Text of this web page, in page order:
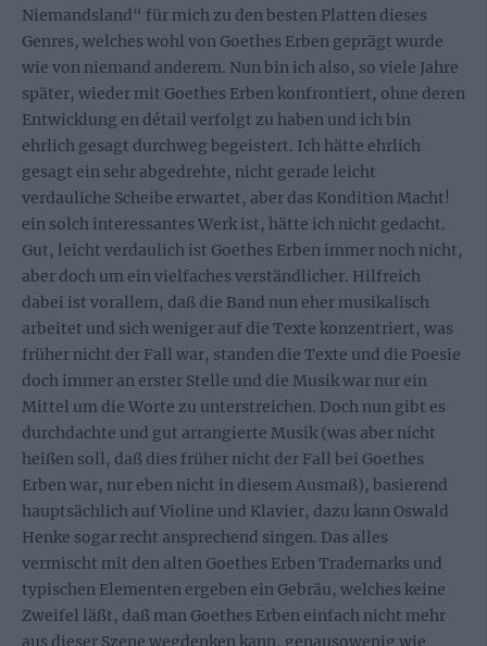
Niemandsland“ für mich zu den besten Platten dieses
Genres, welches wohl von Goethes Erben geprägt wurde
wie von niemand anderem. Nun bin ich also, so viele Jahre
später, wieder mit Goethes Erben konfrontiert, ohne deren
Entwicklung en détail verfolgt zu haben und ich bin
ehrlich gesagt durchweg begeistert. Ich hätte ehrlich
gesagt ein sehr abgedrehte, nicht gerade leicht
verdauliche Scheibe erwartet, aber das Kondition Macht!
ein solch interessantes Werk ist, hätte ich nicht gedacht.
Gut, leicht verdaulich ist Goethes Erben immer noch nicht,
aber doch um ein vielfaches verständlicher. Hilfreich
dabei ist vorallem, daß die Band nun eher musikalisch
arbeitet und sich weniger auf die Texte konzentriert, was
früher nicht der Fall war, standen die Texte und die Poesie
doch immer an erster Stelle und die Musik war nur ein
Mittel um die Worte zu unterstreichen. Doch nun gibt es
durchdachte und gut arrangierte Musik (was aber nicht
heißen soll, daß dies früher nicht der Fall bei Goethes
Erben war, nur eben nicht in diesem Ausmaß), basierend
hauptsächlich auf Violine und Klavier, dazu kann Oswald
Henke sogar recht ansprechend singen. Das alles
vermischt mit den alten Goethes Erben Trademarks und
typischen Elementen ergeben ein Gebräu, welches keine
Zweifel läßt, daß man Goethes Erben einfach nicht mehr
aus dieser Szene wegdenken kann, genausowenig wie